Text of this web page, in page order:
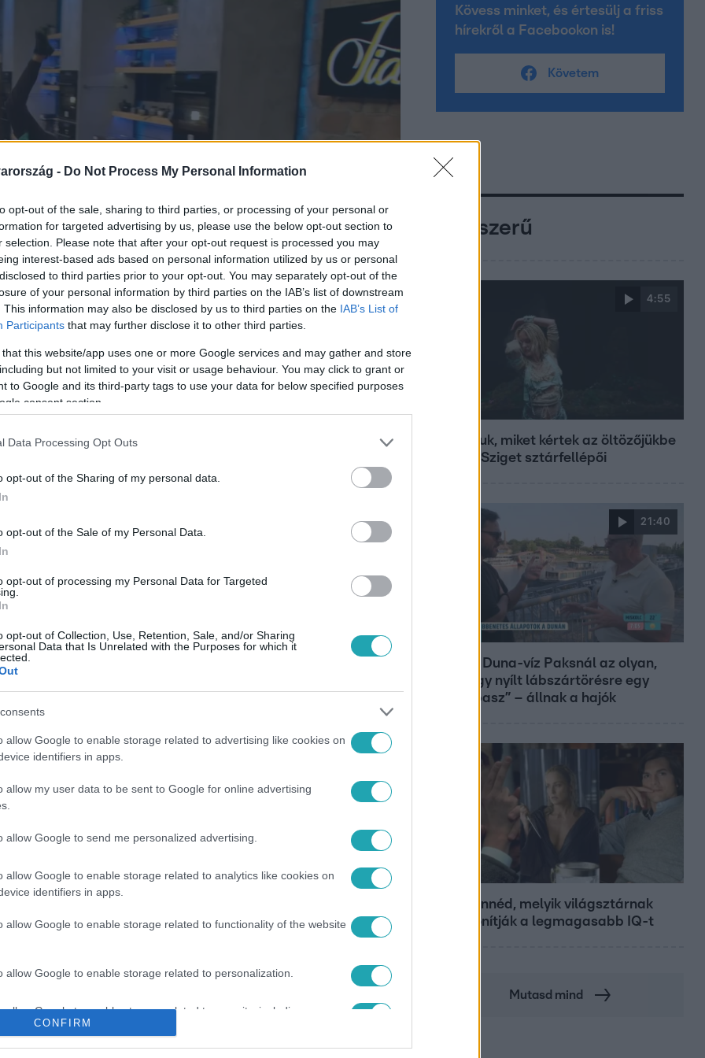
- Do Not Process My Personal Information
opt-out of the sale, sharing to third parties, or processing of your personal or
for targeted advertising by us, please use the below opt-out section to
selection. Please note that after your opt-out request is processed you may
interest-based ads based on personal information utilized by us or personal
to third parties prior to your opt-out. You may separately opt-out of the
of your personal information by third parties on the IAB’s list of downstream
This information may also be disclosed by us to third parties on the IAB’s List of
Participants that may further disclose it to other third parties.
that this website/app uses one or more Google services and may gather and store
but not limited to your visit or usage behaviour. You may click to grant or
to Google and its third-party tags to use your data for below specified purposes
consent section.
Data Processing Opt Outs
opt-out of the Sharing of my personal data.
opt-out of the Sale of my Personal Data.
opt-out of processing my Personal Data for Targeted
opt-out of Collection, Use, Retention, Sale, and/or Sharing
Data that Is Unrelated with the Purposes for which it
allow Google to enable storage related to advertising like cookies on
identifiers in apps.
allow my user data to be sent to Google for online advertising
allow Google to send me personalized advertising.
allow Google to enable storage related to analytics like cookies on
identifiers in apps.
allow Google to enable storage related to functionality of the website
allow Google to enable storage related to personalization.
allow Google to enable storage related to security, including
functionality and fraud prevention, and other user protection.
CONFIRM
a kocka Gerzsenyi Flóránál és Istinél,
Istinek a hátráltatást, akitől nem konyhai
próbálta kifárasztani.
konyhában!
legyen a Google-találatokban!
#
Kövess minket, és értesülj a friss
hírekről a Facebookon is!
Követem
Népszerű
4:55
Mutatjuk, miket kértek az öltözőjükbe
az idei Sziget sztárfellépői
21:40
„10 cm Duna-víz Paksnál az olyan,
mint egy nyílt lábszártörésre egy
sebtapasz” – állnak a hajók
Nem hinnéd, melyik világsztárnak
tulajdonítják a legmagasabb IQ-t
Mutasd mind